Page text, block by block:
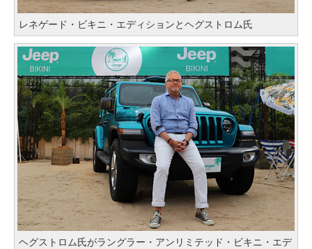
レネゲード・ビキニ・エディションとヘグストロム氏
ヘグストロム氏がラングラー・アンリミテッド・ビキニ・エデ